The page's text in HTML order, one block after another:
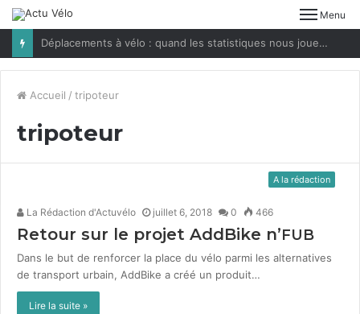
Menu
Déplacements à vélo : quand les statistiques nous jouent des tours
Accueil / tripoteur
tripoteur
A la rédaction
La Rédaction d'Actuvélo juillet 6, 2018 0 466
Retour sur le projet AddBike n’FUB
Dans le but de ren­forcer la place du vélo par­mi les alter­na­tives
de trans­port urbain, AddBike a créé un pro­duit…
Lire la suite »